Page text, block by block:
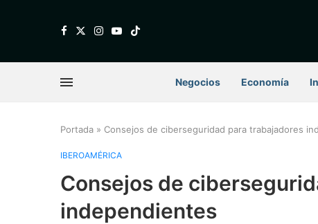
Negocios Economía
Portada » Consejos de ciberseguridad para trabajadores
IBEROAMÉRICA
Consejos de
independientes